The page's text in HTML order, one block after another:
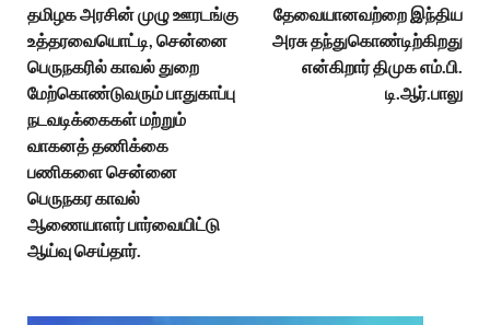
தமிழக அரசின் முழு ஊரடங்கு
உத்தரவையொட்டி, சென்னை
பெருநகரில் காவல் துறை
மேற்கொண்டுவரும் பாதுகாப்பு
நடவடிக்கைகள் மற்றும்
வாகனத் தணிக்கை
பணிகளை சென்னை
பெருநகர காவல்
ஆணையாளர் பார்வையிட்டு
ஆய்வு செய்தார்.
தேவையானவற்றை இந்திய
அரசு தந்துகொண்டிற்கிறது
என்கிறார் திமுக எம்.பி.
டி.ஆர்.பாலு